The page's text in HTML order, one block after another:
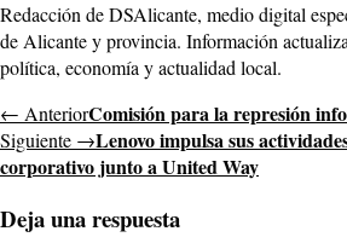
Redacción de DSAlicante, medio digital
de Alicante y provincia. Información
política, economía y actualidad local.
← AnteriorComisión para la represión
Siguiente →Lenovo impulsa sus
corporativo junto a United Way
Deja una respuesta